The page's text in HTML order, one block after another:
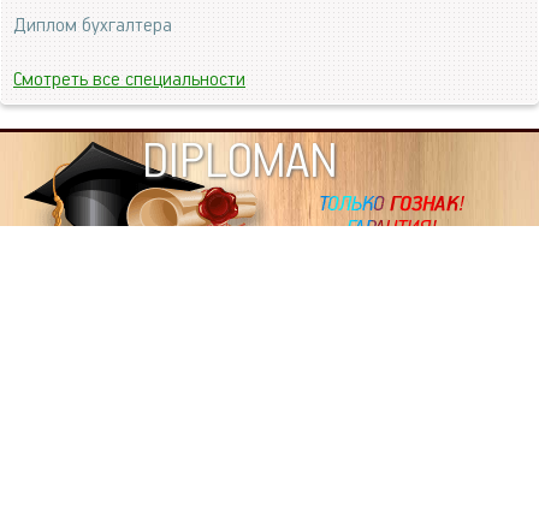
Диплом бухгалтера
Смотреть все специальности
DIPLOMAN